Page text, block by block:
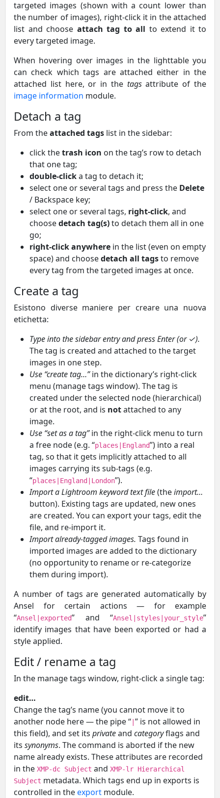
targeted images (shown with a count lower than
the number of images), right-click it in the attached
list and choose attach tag to all to extend it to
every targeted image.
When hovering over images in the lighttable you
can check which tags are attached either in the
attached list here, or in the tagsattribute of the
image information module.
Detach a tag
From theattached tags list in the sidebar:
click thetrash icon on the tag’s row to detach
that one tag;
double-clicka tag to detach it;
select one or several tags and press the Delete
/ Backspace key;
select one or several tags, right-click, and
choosedetach tag(s)to detach them all in one
go;
right-click anywhere in the list (even on empty
space) and choosedetach all tagsto remove
every tag from the targeted images at once.
Create a tag
Esistono diverse maniere per creare una nuova
etichetta:
Type into the sidebar entry and press Enter (or ✓).
The tag is created and attached to the target
images in one step.
Use “create tag…”in the dictionary’s right-click
menu (manage tags window). The tag is
created under the selected node (hierarchical)
or at the root, and is notattached to any
image.
Use “set as a tag”in the right-click menu to turn
a free node (e.g. “places|England”) into a real
tag, so that it gets implicitly attached to all
images carrying its sub-tags (e.g.
“places|England|London”).
Import a Lightroom keyword text file(theimport…
button). Existing tags are updated, new ones
are created. You can export your tags, edit the
file, and re-import it.
Import already-tagged images. Tags found in
imported images are added to the dictionary
(no opportunity to rename or re-categorize
them during import).
A number of tags are generated automatically by
Ansel for certain actions — for example
“Ansel|exported” and “Ansel|styles|your_style”
identify images that have been exported or had a
style applied.
Edit / rename a tag
In the manage tags window, right-click a single tag:
edit…
Change the tag’s name (you cannot move it to
another node here — the pipe “ ” is not allowed in
this field), and set its privateand categoryflags and
its synonyms. The command is aborted if the new
name already exists. These attributes are recorded
in the XMP-dc Subject and XMP-lr Hierarchical
Subject metadata. Which tags end up in exports is
controlled in theexport module.